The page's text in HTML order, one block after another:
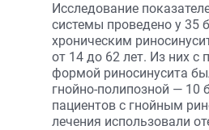
Исследование
системы проведено у 35
хроническим
от 14 до 62 лет. Из них с
формой риносинусита
гнойно-полипозной — 10
пациентов с гнойным
лечения использовали